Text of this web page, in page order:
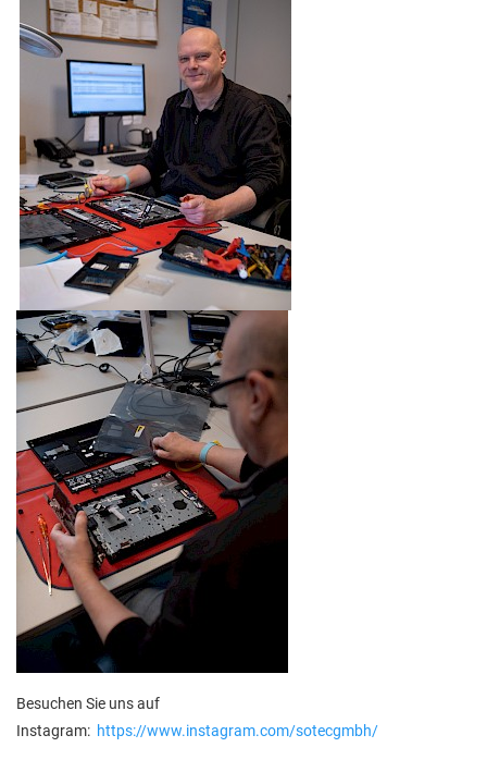
Besuchen Sie uns auf
Instagram: https://www.instagram.com/sotecgmbh/